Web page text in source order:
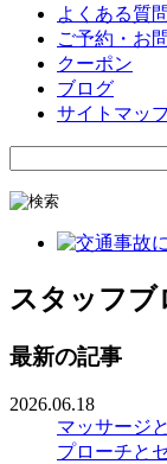
よくある質問
ご予約・お
クーポン
ブログ
サイトマッ
スタッフブ
最新の記事
2026.06.18
マッサージ
プローチと